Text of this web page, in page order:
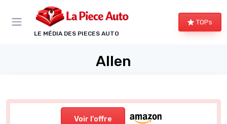
LE MÉDIA DES PIECES AUTO
TOPs
Allen
Voir l'offre
Panneau de gestion des cookies